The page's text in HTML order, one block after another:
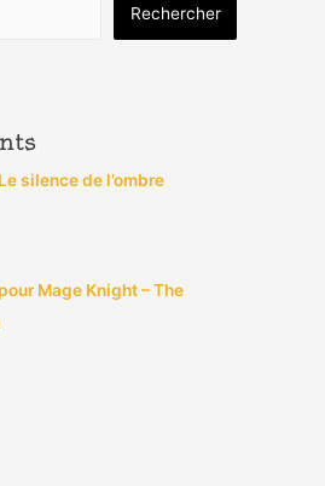
Rechercher
silence de l’ombre
Mage Knight – The